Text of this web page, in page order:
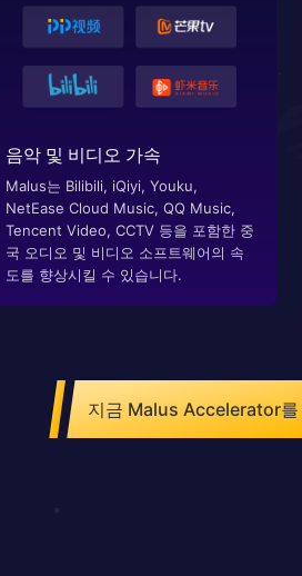
음악 및 비디오 가속
Malus는 Bilibili, iQiyi, Youku,
NetEase Cloud Music, QQ Music,
Tencent Video, CCTV 등을 포함한 중
국 오디오 및 비디오 소프트웨어의 속
도를 향상시킬 수 있습니다.
지금 Malus Accelerator